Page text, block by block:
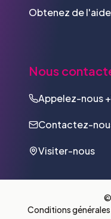
Obtenez de l'aide
Nous
Appelez-nous
Contactez-
Visiter-nous
©
Conditions